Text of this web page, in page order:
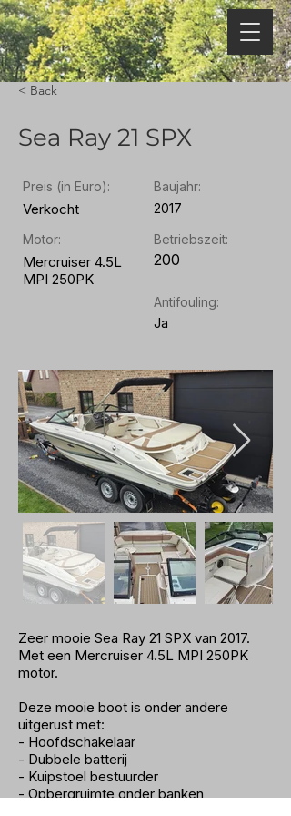
< Back
Sea Ray 21 SPX
Preis (in Euro):
Verkocht
Motor:
Mercruiser 4.5L
MPI 250PK
Baujahr:
2017
Betriebszeit:
200
Antifouling:
Ja
Zeer mooie Sea Ray 21 SPX van 2017.
Met een Mercruiser 4.5L MPI 250PK
motor.
Deze mooie boot is onder andere
uitgerust met:
- Hoofdschakelaar
- Dubbele batterij
- Kuipstoel bestuurder
- Opbergruimte onder banken